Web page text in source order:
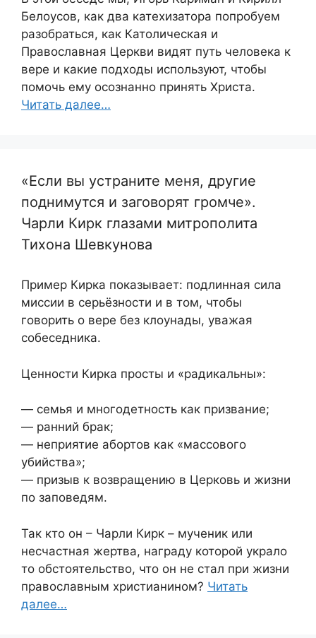
Белоусов, как два катехизатора попробуем
разобраться, как Католическая и
Православная Церкви видят путь человека к
вере и какие подходы используют, чтобы
помочь ему осознанно принять Христа.
Читать далее…
«Если вы устраните меня, другие
поднимутся и заговорят громче».
Чарли Кирк глазами митрополита
Тихона Шевкунова
Пример Кирка показывает: подлинная сила
миссии в серьёзности и в том, чтобы
говорить о вере без клоунады, уважая
собеседника.
Ценности Кирка просты и «радикальны»:
— семья и многодетность как призвание;
— ранний брак;
— неприятие абортов как «массового
убийства»;
— призыв к возвращению в Церковь и жизни
по заповедям.
Так кто он – Чарли Кирк – мученик или
несчастная жертва, награду которой украло
то обстоятельство, что он не стал при жизни
православным христианином? Читать
далее…